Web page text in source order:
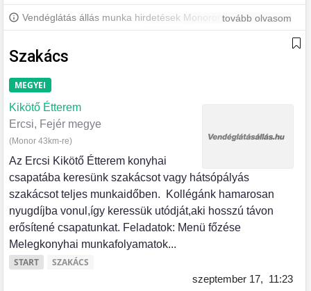
Vendéglátás állás munka hirdetések Monoron és környékén.
tovább olvasom
Szakács
MEGYEI
Kikötő Étterem
Ercsi, Fejér megye
(Monor 43km-re)
Az Ercsi Kikötő Étterem konyhai
csapatába keresünk szakácsot vagy hátsópályás
szakácsot teljes munkaidőben. Kollégánk hamarosan
nyugdíjba vonul,így keressük utódját,aki hosszú távon
erősítené csapatunkat. Feladatok: Menü főzése
Melegkonyhai munkafolyamatok...
START
SZAKÁCS
szeptember 17, 11:23